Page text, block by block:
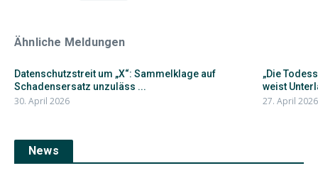
Ähnliche Meldungen
Datenschutzstreit um „X“: Sammelklage auf
Schadensersatz unzuläss ...
30. April 2026
„Die
weist
27. April 2026
News